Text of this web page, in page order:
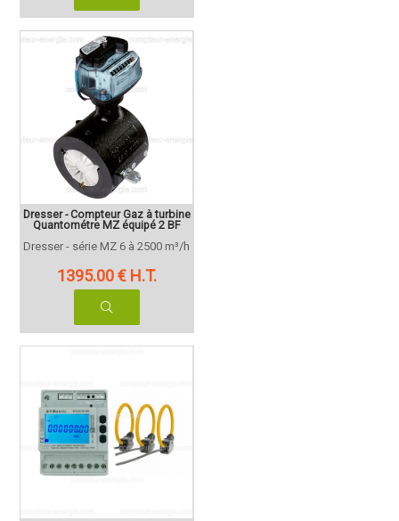
Dresser - Compteur Gaz à turbine
Quantométre MZ équipé 2 BF
Dresser - série MZ 6 à 2500 m³/h
1395.00 € H.T.